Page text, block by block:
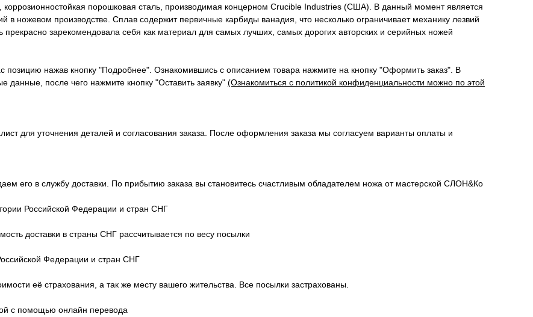
порошковая сталь, производимая концерном Crucible Industries (США). В данный момент является
ножевом производстве. Сплав содержит первичные карбиды ванадия, что несколько ограничивает механику лезвий
зарекомендовала себя как материал для самых лучших, самых дорогих авторских и серийных ножей
позицию нажав кнопку "Подробнее". Ознакомившись с описанием товара нажмите на кнопку "Оформить заказ". В
после чего нажмите кнопку "Оставить заявку" (Ознакомиться с политикой конфиденциальности можно по этой
для уточнения деталей и согласования заказа. После оформления заказа мы согласуем варианты оплаты и
его в службу доставки. По прибытию заказа вы становитесь счастливым обладателем ножа от мастерской СЛОН&Ко
Российской Федерации и стран СНГ
доставки в страны СНГ рассчитывается по весу посылки
Федерации и стран СНГ
её страхования, а так же месту вашего жительства. Все посылки застрахованы.
с помощью онлайн перевода